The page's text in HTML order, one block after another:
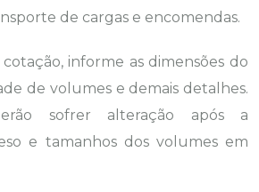
de cargas e encomendas.
informe as dimensões do
de volumes e demais detalhes.
sofrer alteração após a
e tamanhos dos volumes em